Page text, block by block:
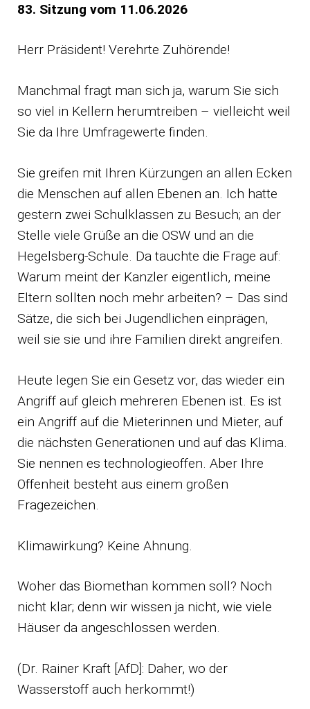
83. Sitzung vom 11.06.2026
Herr Präsident! Verehrte Zuhörende!
Manchmal fragt man sich ja, warum Sie sich
so viel in Kellern herumtreiben – vielleicht weil
Sie da Ihre Umfragewerte finden.
Sie greifen mit Ihren Kürzungen an allen Ecken
die Menschen auf allen Ebenen an. Ich hatte
gestern zwei Schulklassen zu Besuch; an der
Stelle viele Grüße an die OSW und an die
Hegelsberg-Schule. Da tauchte die Frage auf:
Warum meint der Kanzler eigentlich, meine
Eltern sollten noch mehr arbeiten? – Das sind
Sätze, die sich bei Jugendlichen einprägen,
weil sie sie und ihre Familien direkt angreifen.
Heute legen Sie ein Gesetz vor, das wieder ein
Angriff auf gleich mehreren Ebenen ist. Es ist
ein Angriff auf die Mieterinnen und Mieter, auf
die nächsten Generationen und auf das Klima.
Sie nennen es technologieoffen. Aber Ihre
Offenheit besteht aus einem großen
Fragezeichen.
Klimawirkung? Keine Ahnung.
Woher das Biomethan kommen soll? Noch
nicht klar; denn wir wissen ja nicht, wie viele
Häuser da angeschlossen werden.
(Dr. Rainer Kraft [AfD]: Daher, wo der
Wasserstoff auch herkommt!)